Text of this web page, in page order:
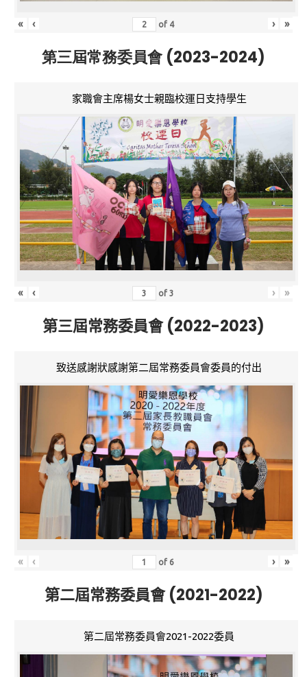
« ‹ of 4 › »
第三屆常務委員會 (2023-2024)
家職會主席楊女士親臨校運日支持學生
« ‹ of3 › »
第三屆常務委員會 (2022-2023)
致送感謝狀感謝第二屆常務委員會委員的付出
« ‹ of 6 › »
第二屆常務委員會 (2021-2022)
第二屆常務委員會2021-2022委員